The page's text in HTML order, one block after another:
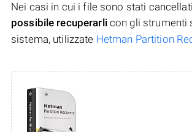
Nei casi in cui i file sono stati
possibile recuperarlicon gli strumenti
sistema, utilizzate Hetman Partition